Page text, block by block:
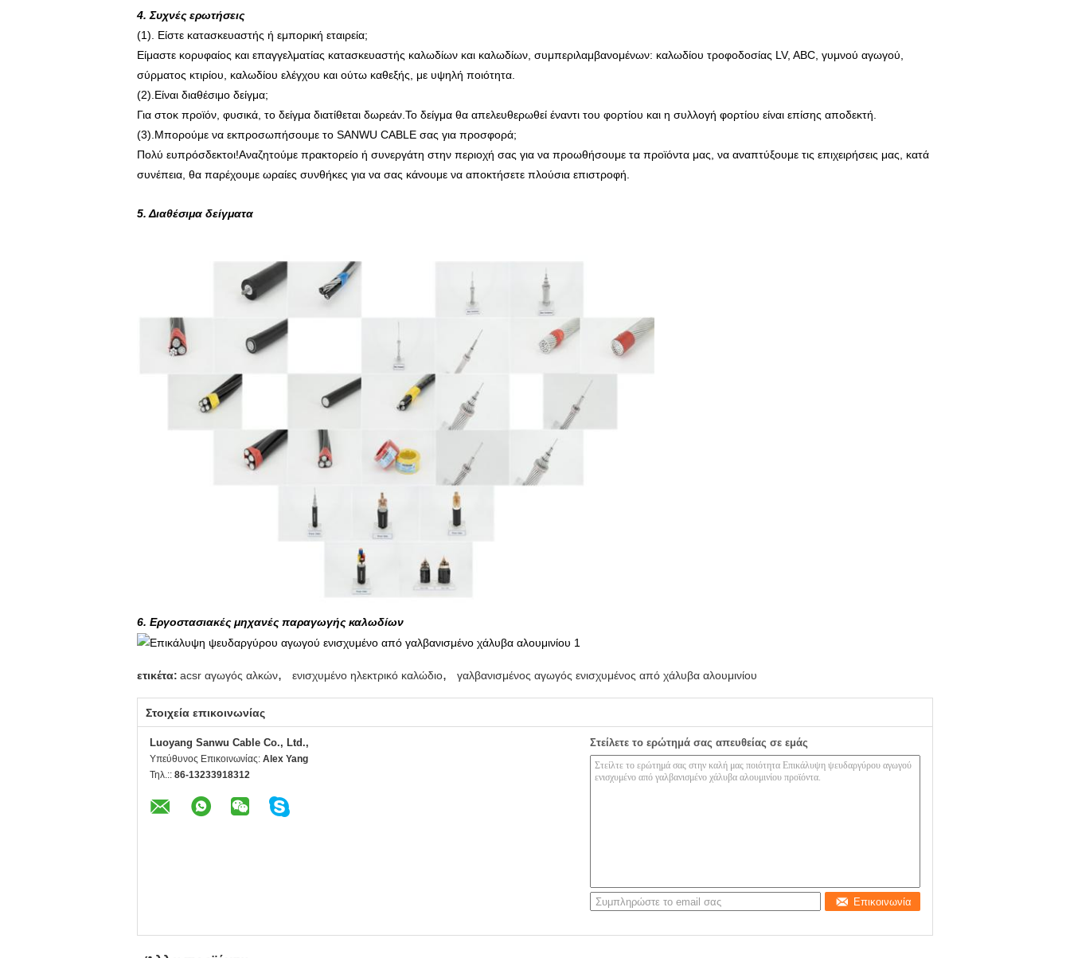
4. Συχνές ερωτήσεις
(1). Είστε κατασκευαστής ή εμπορική εταιρεία;
Είμαστε κορυφαίος και επαγγελματίας κατασκευαστής καλωδίων και καλωδίων, συμπεριλαμβανομένων: καλωδίου τροφοδοσίας LV, ABC, γυμνού αγωγού,
σύρματος κτιρίου, καλωδίου ελέγχου και ούτω καθεξής, με υψηλή ποιότητα.
(2).Είναι διαθέσιμο δείγμα;
Για στοκ προϊόν, φυσικά, το δείγμα διατίθεται δωρεάν.Το δείγμα θα απελευθερωθεί έναντι του φορτίου και η συλλογή φορτίου είναι επίσης αποδεκτή.
(3).Μπορούμε να εκπροσωπήσουμε το SANWU CABLE σας για προσφορά;
Πολύ ευπρόσδεκτοι!Αναζητούμε πρακτορείο ή συνεργάτη στην περιοχή σας για να προωθήσουμε τα προϊόντα μας, να αναπτύξουμε τις επιχειρήσεις μας, κατά
συνέπεια, θα παρέχουμε ωραίες συνθήκες για να σας κάνουμε να αποκτήσετε πλούσια επιστροφή.
5. Διαθέσιμα δείγματα
6. Εργοστασιακές μηχανές παραγωγής καλωδίων
ετικέτα: acsr αγωγός αλκών, ενισχυμένο ηλεκτρικό καλώδιο, γαλβανισμένος αγωγός ενισχυμένος από χάλυβα αλουμινίου
Στοιχεία επικοινωνίας
Luoyang Sanwu Cable Co., Ltd.,
Υπεύθυνος Επικοινωνίας: Alex Yang
Τηλ.:: 86-13233918312
Στείλετε το ερώτημά σας απευθείας σε εμάς
Επικοινωνία